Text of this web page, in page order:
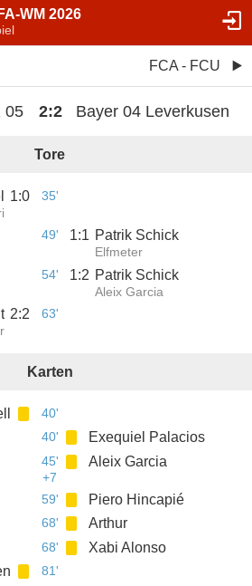
WM 2026
FCA - FCU
05 2:2 Bayer 04 Leverkusen
Tore
1:0 35'
49' 1:1 Patrik Schick
Elfmeter
54' 1:2 Patrik Schick
Aleix Garcia
2:2 63'
Karten
40'
40'
Exequiel Palacios
45'
+7
Aleix Garcia
59' Piero Hincapié
68' Arthur
68'
Xabi Alonso
81'